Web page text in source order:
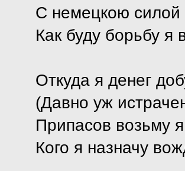
С немецкою силой
Как буду борьбу я
Откуда я денег
(Давно уж
Припасов возьму
Кого я назначу